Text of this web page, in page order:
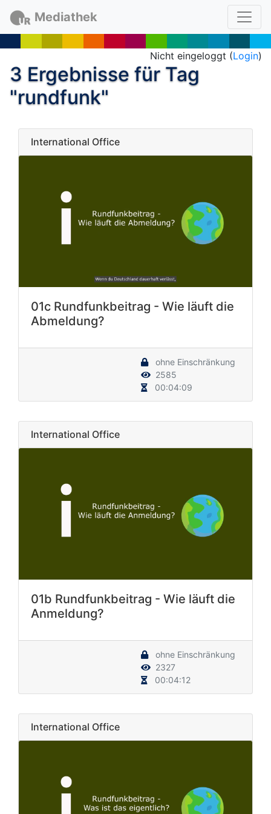
Mediathek
Nicht eingeloggt (Login)
3 Ergebnisse für Tag
"rundfunk"
International Office
01c Rundfunkbeitrag - Wie läuft die
Abmeldung?
ohne Einschränkung
2585
00:04:09
International Office
01b Rundfunkbeitrag - Wie läuft die
Anmeldung?
ohne Einschränkung
2327
00:04:12
International Office